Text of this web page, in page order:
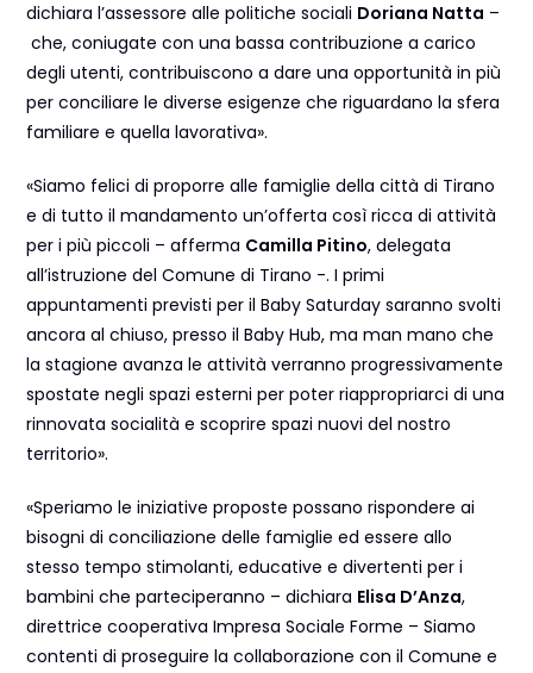
dichiara l’assessore alle politiche sociali Doriana Natta –
che, coniugate con una bassa contribuzione a carico
degli utenti, contribuiscono a dare una opportunità in più
per conciliare le diverse esigenze che riguardano la sfera
familiare e quella lavorativa».
«Siamo felici di proporre alle famiglie della città di Tirano
e di tutto il mandamento un’offerta così ricca di attività
per i più piccoli – afferma Camilla Pitino, delegata
all’istruzione del Comune di Tirano -. I primi
appuntamenti previsti per il Baby Saturday saranno svolti
ancora al chiuso, presso il Baby Hub, ma man mano che
la stagione avanza le attività verranno progressivamente
spostate negli spazi esterni per poter riappropriarci di una
rinnovata socialità e scoprire spazi nuovi del nostro
territorio».
«Speriamo le iniziative proposte possano rispondere ai
bisogni di conciliazione delle famiglie ed essere allo
stesso tempo stimolanti, educative e divertenti per i
bambini che parteciperanno – dichiara Elisa D’Anza,
direttrice cooperativa Impresa Sociale Forme – Siamo
contenti di proseguire la collaborazione con il Comune e